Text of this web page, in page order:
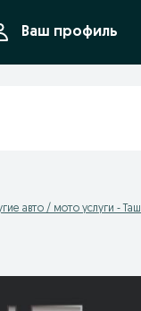
Ваш профиль
авто / мото услуги -